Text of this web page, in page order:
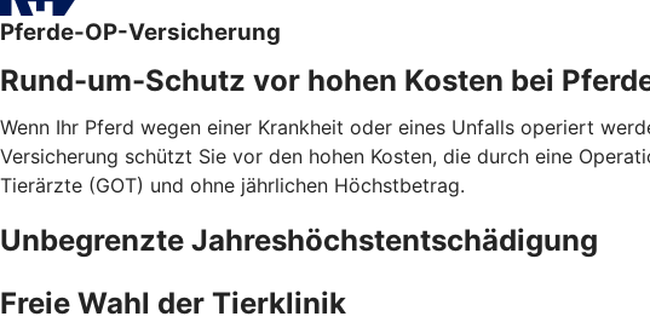
Pferde-OP-Versicherung
Rund-um-Schutz vor hohen Kosten bei
Wenn Ihr Pferd wegen einer Krankheit oder eines Unfalls operiert
Versicherung schützt Sie vor den hohen Kosten, die durch eine
Tierärzte (GOT) und ohne jährlichen Höchstbetrag.
Unbegrenzte Jahreshöchstentschädigung
Freie Wahl der Tierklinik